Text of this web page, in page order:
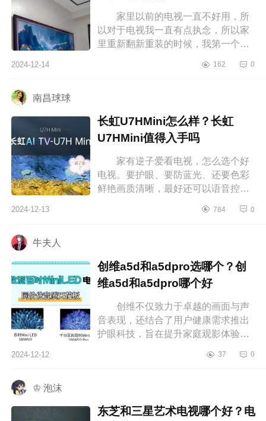
家里以前的电视一直不好用，所
以对于电视我一直有点执念，所以家
里重新翻新重装的时候，我第一个就
什么的没什么经验，所以为了用起
2024-12-14 162 0
南昌球球
长虹U7HMini怎么样？长虹
U7HMini值得入手吗
家有逆子爱看电视，怎么选个好
电视。要护眼、要防蓝光、还要色彩
鲜艳画质清晰，最好还可以语音控
长虹U7HMini，下面小编为大家介绍
2024-12-13 784 0
牛夫人
创维a5d和a5dpro选哪个？创
维a5d和a5dpro哪个好
创维不仅致力于卓越的画面与声
音表现，还结合了用户健康需求推出
护眼科技，旨在提升家庭观影体验。
寸、分辨率、音质以及智能功能等
2024-12-12 37 0
♔ 泡沫
东芝和三星艺术电视哪个好？电